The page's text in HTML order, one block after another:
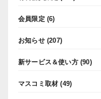
会員限定 (6)
お知らせ(207)
新サービス＆使い方(90)
マスコミ取材 (49)